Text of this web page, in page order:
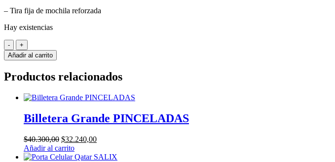
– Tira fija de mochila reforzada
Hay existencias
Matero
Iguazú
CALADIUM
Añadir al carrito
Productos relacionados
Billetera Grande PINCELADAS
$40.300,00 El
precio
original
$32.240,00El
actual
Añadir al carrito